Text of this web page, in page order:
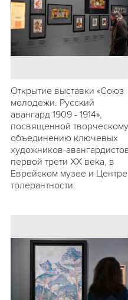
Открытие выставки «Союз
молодежи. Русский
авангард 1909 - 1914»,
посвященной творческому
объединению ключевых
художников-
первой трети ХХ века, в
Еврейском музее и Центре
толерантности.